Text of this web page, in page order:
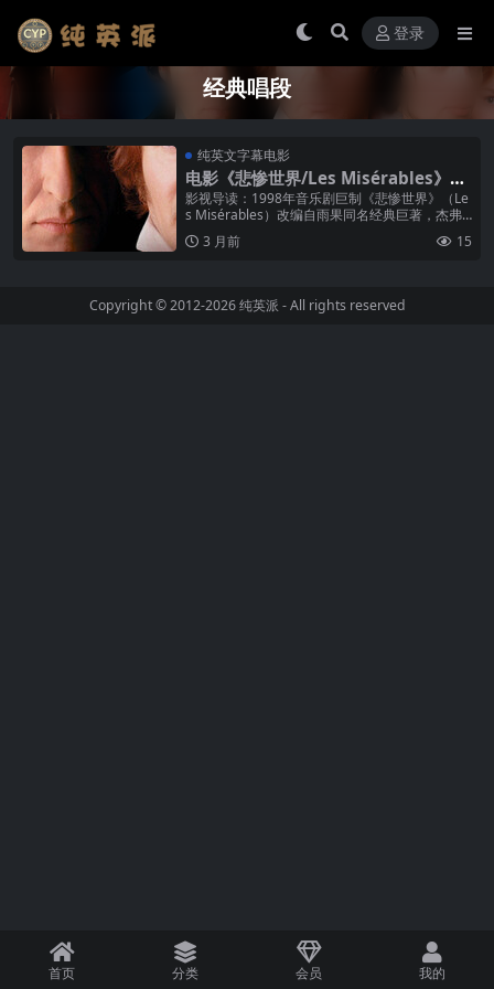
登录
经典唱段
纯英文字幕电影
电影《悲惨世界/Les Misérables》纯
英文字幕MP4下载
影视导读：1998年音乐剧巨制《悲惨世界》（Le
s Misérables）改编自雨果同名经典巨著，杰弗
里·拉什饰演狡诈的旅店老板德纳第埃——一个充
满喜剧色彩的反...
3 月前 15
Copyright © 2012-2026纯英派 - All rights reserved
首页 分类 会员 我的